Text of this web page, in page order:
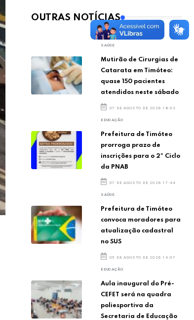
OUTRAS NOTÍCIAS
SAÚDE
Mutirão de Cirurgias de
Catarata em Timóteo:
quase 150 pacientes
atendidos neste sábado
07 DE AGOSTO DE 2026 18:02
EDUCAÇÃO
Prefeitura de Timóteo
prorroga prazo de
inscrições para o 2º Ciclo
da PNAB
07 DE AGOSTO DE 2026 17:44
SAÚDE
Prefeitura de Timóteo
convoca moradores para
atualização cadastral
no SUS
05 DE AGOSTO DE 2026 14:07
EDUCAÇÃO
Aula inaugural do Pré-
CEFET será na quadra
poliesportiva da
Secretaria de Educação